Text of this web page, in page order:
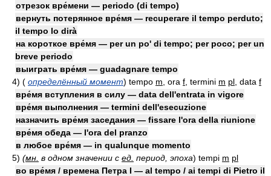
отрезок вре́мени — periodo (di tempo)
вернуть потерянное вре́мя — recuperare il tempo perduto;
il tempo lo dirà
на короткое вре́мя — per un po' di tempo; per poco; per un
breve periodo
выиграть вре́мя — guadagnare tempo
4) ( определённый момент) tempo m , ora f , termini m pl , data f
вре́мя вступления в силу — data dell'entrata in vigore
вре́мя выполнения — termini dell'esecuzione
назначить вре́мя заседания — fissare l'ora della riunione
вре́мя обеда — l'ora del pranzo
в любое вре́мя — in qualunque momento
5) (мн. в одном значении с ед. период, эпоха) tempi m pl
во вре́мя / времена Петра I — al tempo / ai tempi di Pietro il